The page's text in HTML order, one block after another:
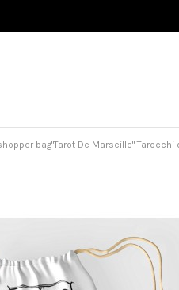
bag"Tarot De Marseille" Tarocchi